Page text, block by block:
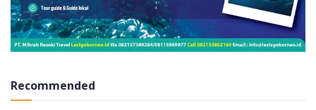
Recommended